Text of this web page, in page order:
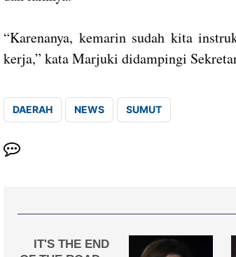
“Karenanya, kemarin sudah kita
kerja,” kata Marjuki didampingi
DAERAH NEWS SUMUT